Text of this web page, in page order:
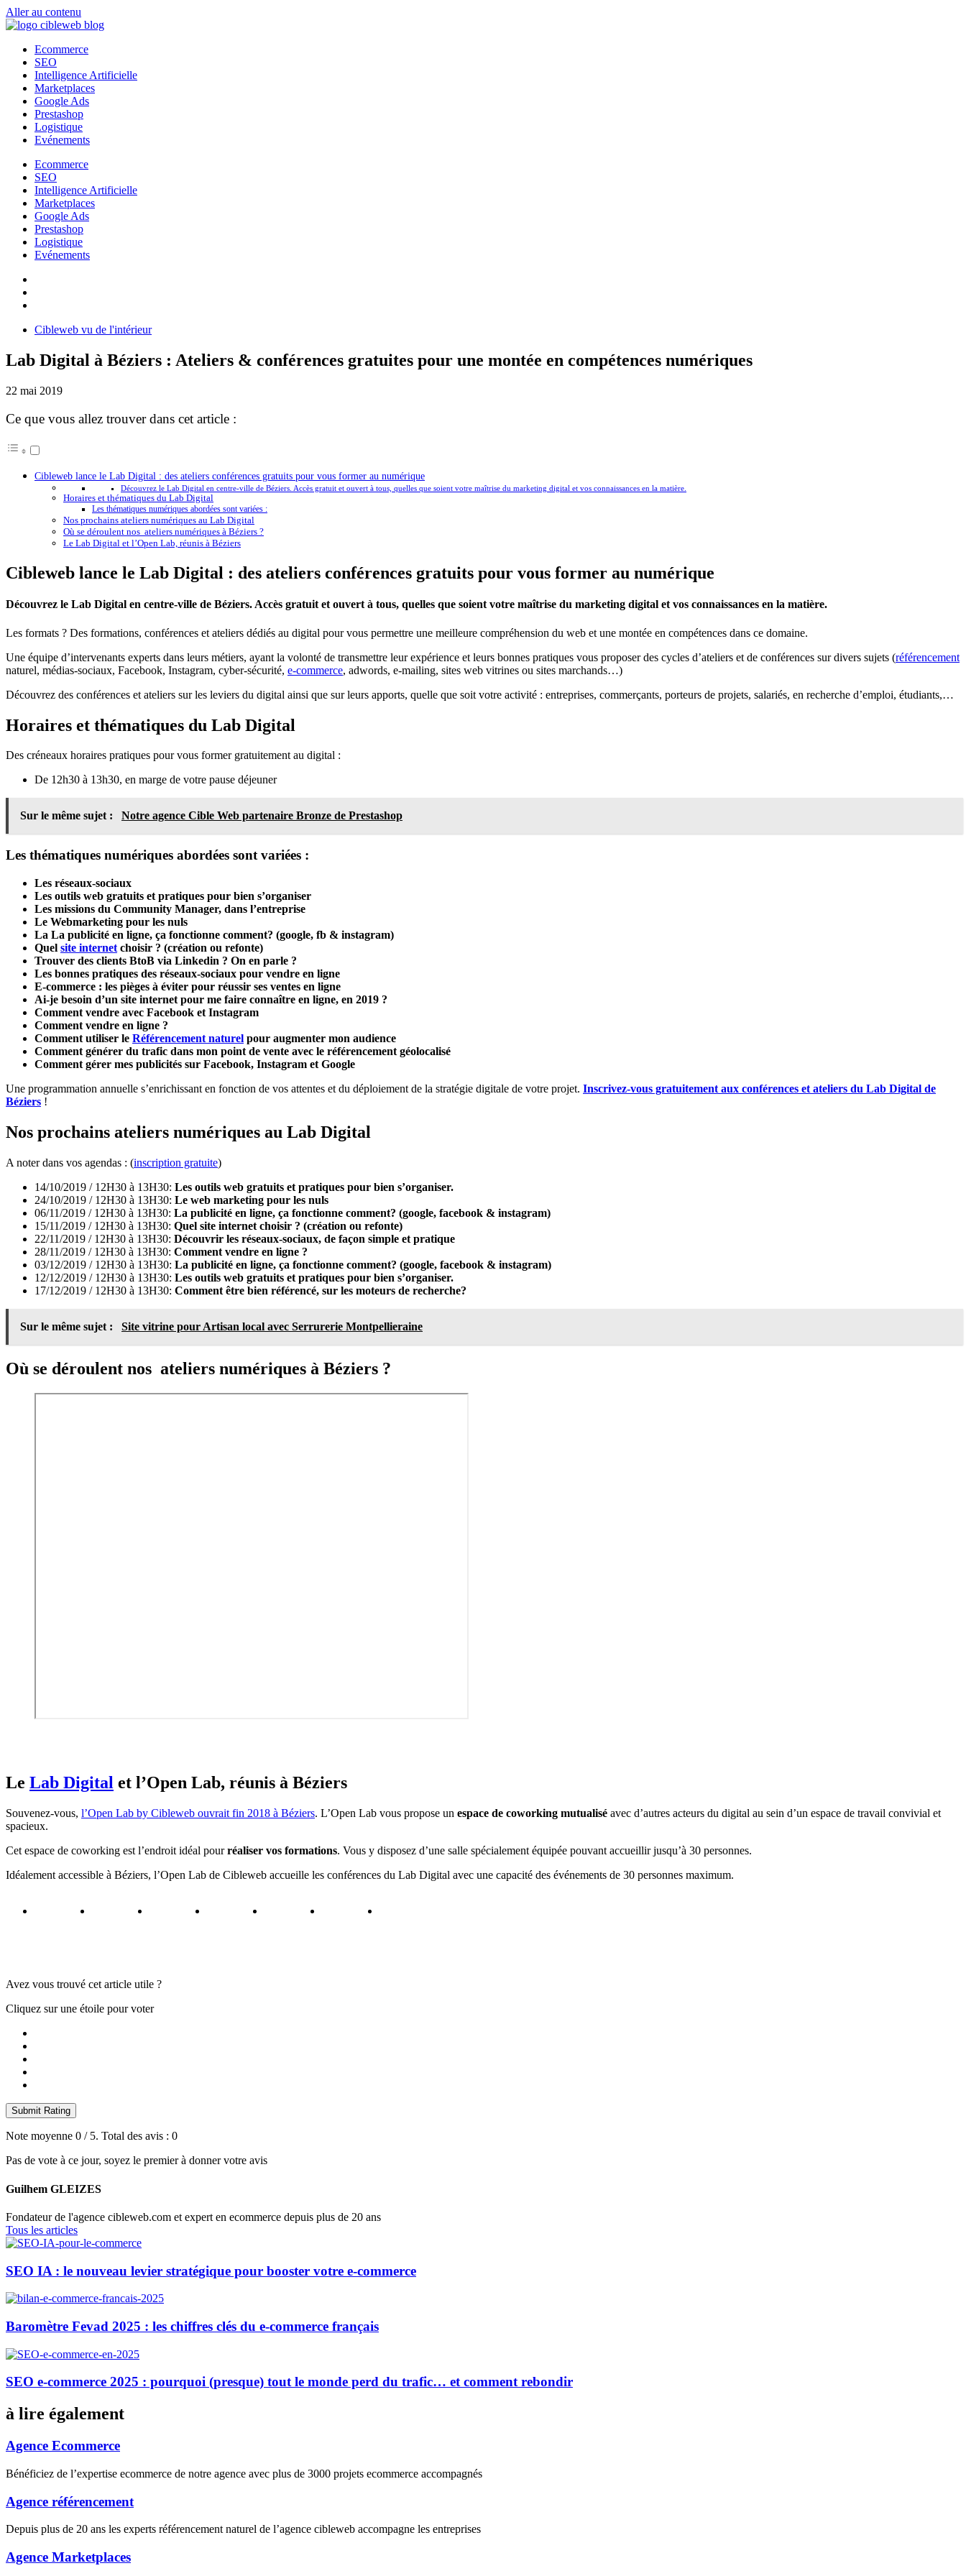
Aller au contenu
Ecommerce
SEO
Intelligence Artificielle
Marketplaces
Google Ads
Prestashop
Logistique
Evénements
Ecommerce
SEO
Intelligence Artificielle
Marketplaces
Google Ads
Prestashop
Logistique
Evénements
Cibleweb vu de l'intérieur
Lab Digital à Béziers : Ateliers & conférences gratuites pour une montée en compétences numériques
22 mai 2019
Ce que vous allez trouver dans cet article :
Cibleweb lance le Lab Digital : des ateliers conférences gratuits pour vous former au numérique
Découvrez le Lab Digital en centre-ville de Béziers. Accès gratuit et ouvert à tous, quelles que soient votre maîtrise du marketing digital et vos connaissances en la matière.
Horaires et thématiques du Lab Digital
Les thématiques numériques abordées sont variées :
Nos prochains ateliers numériques au Lab Digital
Où se déroulent nos ateliers numériques à Béziers ?
Le Lab Digital et l’Open Lab, réunis à Béziers
Cibleweb lance le Lab Digital : des ateliers conférences gratuits pour vous former au numérique
Découvrez le Lab Digital en centre-ville de Béziers. Accès gratuit et ouvert à tous, quelles que soient votre maîtrise du marketing digital et vos connaissances en la matière.
Les formats ? Des formations, conférences et ateliers dédiés au digital pour vous permettre une meilleure compréhension du web et une montée en compétences dans ce domaine.
Une équipe d’intervenants experts dans leurs métiers, ayant la volonté de transmettre leur expérience et leurs bonnes pratiques vous proposer des cycles d’ateliers et de conférences sur divers sujets (référencement
naturel, médias-sociaux, Facebook, Instagram, cyber-sécurité, e-commerce, adwords, e-mailing, sites web vitrines ou sites marchands…)
Découvrez des conférences et ateliers sur les leviers du digital ainsi que sur leurs apports, quelle que soit votre activité : entreprises, commerçants, porteurs de projets, salariés, en recherche d’emploi, étudiants,…
Horaires et thématiques du Lab Digital
Des créneaux horaires pratiques pour vous former gratuitement au digital :
De 12h30 à 13h30, en marge de votre pause déjeuner
Sur le même sujet : Notre agence Cible Web partenaire Bronze de Prestashop
Les thématiques numériques abordées sont variées :
Les réseaux-sociaux
Les outils web gratuits et pratiques pour bien s’organiser
Les missions du Community Manager, dans l’entreprise
Le Webmarketing pour les nuls
La La publicité en ligne, ça fonctionne comment? (google, fb & instagram)
Quel site internet choisir ? (création ou refonte)
Trouver des clients BtoB via Linkedin ? On en parle ?
Les bonnes pratiques des réseaux-sociaux pour vendre en ligne
E-commerce : les pièges à éviter pour réussir ses ventes en ligne
Ai-je besoin d’un site internet pour me faire connaître en ligne, en 2019 ?
Comment vendre avec Facebook et Instagram
Comment vendre en ligne ?
Comment utiliser le Référencement naturel pour augmenter mon audience
Comment générer du trafic dans mon point de vente avec le référencement géolocalisé
Comment gérer mes publicités sur Facebook, Instagram et Google
Une programmation annuelle s’enrichissant en fonction de vos attentes et du déploiement de la stratégie digitale de votre projet. Inscrivez-vous gratuitement aux conférences et ateliers du Lab Digital de
Béziers !
Nos prochains ateliers numériques au Lab Digital
A noter dans vos agendas : (inscription gratuite)
14/10/2019 / 12H30 à 13H30: Les outils web gratuits et pratiques pour bien s’organiser.
24/10/2019 / 12H30 à 13H30: Le web marketing pour les nuls
06/11/2019 / 12H30 à 13H30: La publicité en ligne, ça fonctionne comment? (google, facebook & instagram)
15/11/2019 / 12H30 à 13H30: Quel site internet choisir ? (création ou refonte)
22/11/2019 / 12H30 à 13H30: Découvrir les réseaux-sociaux, de façon simple et pratique
28/11/2019 / 12H30 à 13H30: Comment vendre en ligne ?
03/12/2019 / 12H30 à 13H30: La publicité en ligne, ça fonctionne comment? (google, facebook & instagram)
12/12/2019 / 12H30 à 13H30: Les outils web gratuits et pratiques pour bien s’organiser.
17/12/2019 / 12H30 à 13H30: Comment être bien référencé, sur les moteurs de recherche?
Sur le même sujet : Site vitrine pour Artisan local avec Serrurerie Montpellieraine
Où se déroulent nos ateliers numériques à Béziers ?
Le Lab Digital et l’Open Lab, réunis à Béziers
Souvenez-vous, l’Open Lab by Cibleweb ouvrait fin 2018 à Béziers. L’Open Lab vous propose un espace de coworking mutualisé avec d’autres acteurs du digital au sein d’un espace de travail convivial et
spacieux.
Cet espace de coworking est l’endroit idéal pourréaliser vos formations. Vous y disposez d’une salle spécialement équipée pouvant accueillir jusqu’à 30 personnes.
Idéalement accessible à Béziers, l’Open Lab de Cibleweb accueille les conférences du Lab Digital avec une capacité des événements de 30 personnes maximum.
Avez vous trouvé cet article utile ?
Cliquez sur une étoile pour voter
Submit Rating
Note moyenne 0 / 5. Total des avis : 0
Pas de vote à ce jour, soyez le premier à donner votre avis
Guilhem GLEIZES
Fondateur de l'agence cibleweb.com et expert en ecommerce depuis plus de 20 ans
Tous les articles
SEO IA : le nouveau levier stratégique pour booster votre e-commerce
Baromètre Fevad 2025 : les chiffres clés du e-commerce français
SEO e-commerce 2025 : pourquoi (presque) tout le monde perd du trafic… et comment rebondir
à lire également
Agence Ecommerce
Bénéficiez de l’expertise ecommerce de notre agence avec plus de 3000 projets ecommerce accompagnés
Agence référencement
Depuis plus de 20 ans les experts référencement naturel de l’agence cibleweb accompagne les entreprises
Agence Marketplaces